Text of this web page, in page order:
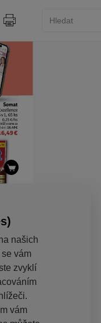
našich
vám
zvyklí
vám